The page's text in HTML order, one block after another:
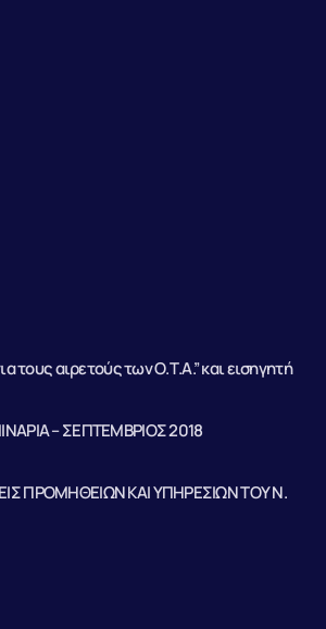
τους αιρετούς των Ο.Τ.Α.” και εισηγητή
– ΣΕΠΤΕΜΒΡΙΟΣ 2018
ΠΡΟΜΗΘΕΙΩΝ ΚΑΙ ΥΠΗΡΕΣΙΩΝ ΤΟΥ Ν.